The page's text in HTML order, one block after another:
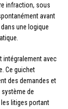
infraction, sous
avant
une logique
intégralement avec
Ce guichet
des demandes et
de
litiges portant